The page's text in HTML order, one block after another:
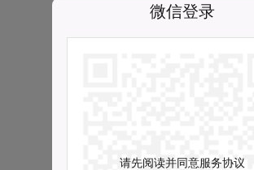
微信登录
请先阅读并同意服务协议